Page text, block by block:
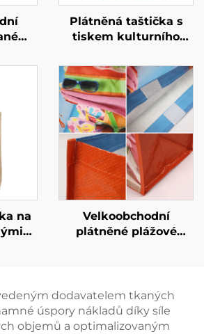
Plátněná taštička s
tiskem kulturního
řemeslný design
zakořeněný v místní
historii
na
Velkoobchodní
plátněné plážové
taštičky pro zakoupení
velkým balením
dodavatelem tkaných
úspory nákladů díky síle
objemů a optimalizovaným